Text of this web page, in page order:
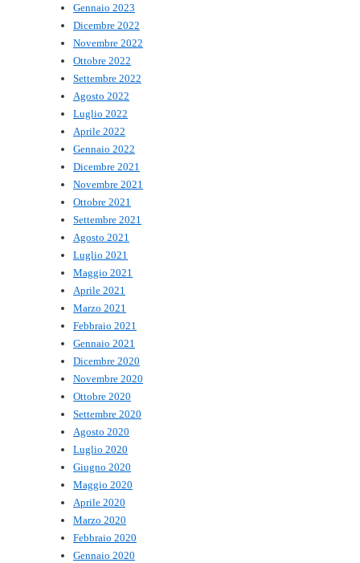
Gennaio 2023
Dicembre 2022
Novembre 2022
Ottobre 2022
Settembre 2022
Agosto 2022
Luglio 2022
Aprile 2022
Gennaio 2022
Dicembre 2021
Novembre 2021
Ottobre 2021
Settembre 2021
Agosto 2021
Luglio 2021
Maggio 2021
Aprile 2021
Marzo 2021
Febbraio 2021
Gennaio 2021
Dicembre 2020
Novembre 2020
Ottobre 2020
Settembre 2020
Agosto 2020
Luglio 2020
Giugno 2020
Maggio 2020
Aprile 2020
Marzo 2020
Febbraio 2020
Gennaio 2020